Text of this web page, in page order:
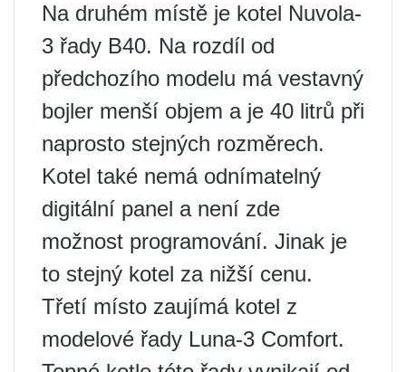
Na druhém místě je kotel Nuvola-
3 řady B40. Na rozdíl od
předchozího modelu má vestavný
bojler menší objem a je 40 litrů při
naprosto stejných rozměrech.
Kotel také nemá odnímatelný
digitální panel a není zde
možnost programování. Jinak je
to stejný kotel za nižší cenu.
Třetí místo zaujímá kotel z
modelové řady Luna-3 Comfort.